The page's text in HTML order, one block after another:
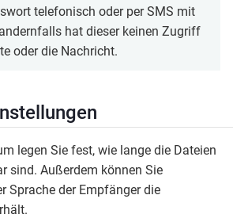
telefonisch oder per SMS mit
hat dieser keinen Zugriff
oder die Nachricht.
legen Sie fest, wie lange die Dateien
sind. Außerdem können Sie
Sprache der Empfänger die